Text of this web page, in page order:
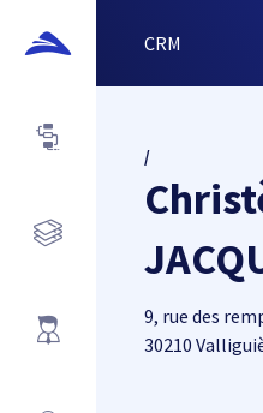
CRM
/
9, rue des
30210